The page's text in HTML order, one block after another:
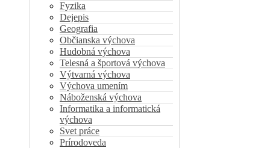
Fyzika
Dejepis
Geografia
Občianska výchova
Hudobná výchova
Telesná a športová výchova
Výtvarná výchova
Výchova umením
Náboženská výchova
Informatika a informatická
výchova
Svet práce
Prírodoveda